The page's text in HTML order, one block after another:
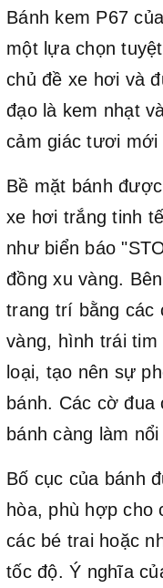
Bánh kem P67
một lựa chọn
chủ đề xe hơi và
đạo là kem nhạt
cảm giác tươi mới
Bề mặt bánh
xe hơi trắng tinh
như biển báo
đồng xu vàng.
trang trí bằng các
vàng, hình trái tim
loại, tạo nên sự
bánh. Các cờ đua
bánh càng làm
Bố cục của bánh
hòa, phù hợp cho
các bé trai hoặc
tốc độ. Ý nghĩa